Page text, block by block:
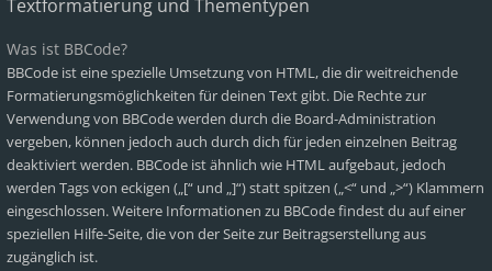
Textformatierung und Thementypen
Was ist BBCode?
BBCode ist eine spezielle Umsetzung von HTML, die dir weitreichende
Formatierungsmöglichkeiten für deinen Text gibt. Die Rechte zur
Verwendung von BBCode werden durch die Board-Administration
vergeben, können jedoch auch durch dich für jeden einzelnen Beitrag
deaktiviert werden. BBCode ist ähnlich wie HTML aufgebaut, jedoch
werden Tags von eckigen („[“ und „]“) statt spitzen („<“ und „>“) Klammern
eingeschlossen. Weitere Informationen zu BBCode findest du auf einer
speziellen Hilfe-Seite, die von der Seite zur Beitragserstellung aus
zugänglich ist.